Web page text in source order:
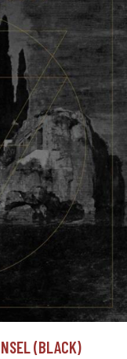
(BLACK)